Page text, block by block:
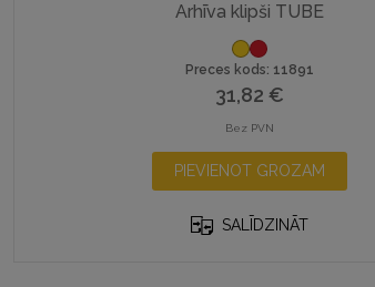
Arhīva klipši TUBE
Preces kods: 11891
31,82€
Bez PVN
PIEVIENOT GROZAM
SALĪDZINĀT